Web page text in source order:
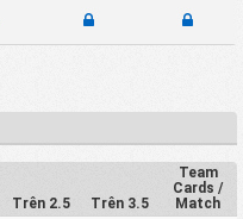
Trên 2.5 Trên 3.5
Team
Cards /
Match